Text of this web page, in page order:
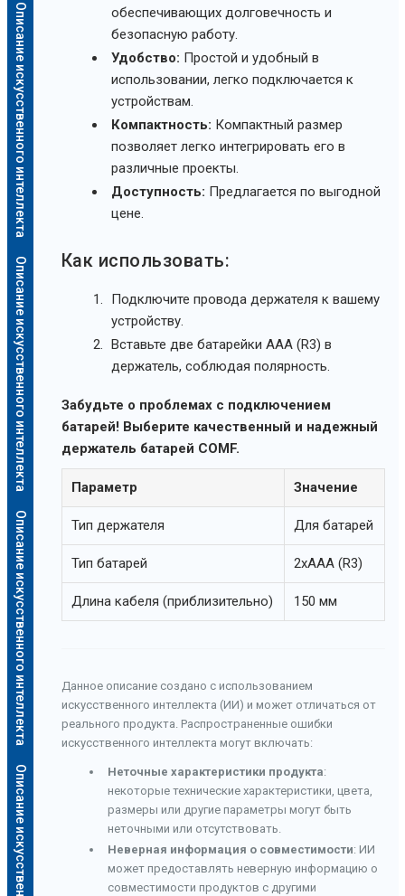
Описание искусственного интеллекта
Описание искусственного интеллекта
Описание искусственного интеллекта
обеспечивающих долговечность и
безопасную работу.
Удобство: Простой и удобный в
использовании, легко подключается к
устройствам.
Компактность: Компактный размер
позволяет легко интегрировать его в
различные проекты.
Доступность: Предлагается по выгодной
цене.
Как использовать:
Подключите провода держателя к вашему
устройству.
Вставьте две батарейки AAA (R3) в
держатель, соблюдая полярность.
Забудьте о проблемах с подключением
батарей! Выберите качественный и надежный
держатель батарей COMF.
Параметр Значение
Тип держателя Для батарей
Тип батарей 2xAAA (R3)
Длина кабеля (приблизительно) 150 мм
Данное описание создано с использованием
искусственного интеллекта (ИИ) и может отличаться от
реального продукта. Распространенные ошибки
искусственного интеллекта могут включать:
Неточные характеристики продукта:
некоторые технические характеристики, цвета,
размеры или другие параметры могут быть
неточными или отсутствовать.
Неверная информация о совместимости: ИИ
может предоставлять неверную информацию о
совместимости продуктов с другими